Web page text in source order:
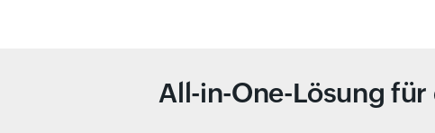
All-in-One-Lösung